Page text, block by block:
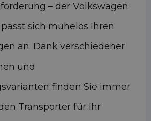
– der Volkswagen
sich mühelos Ihren
an. Dank verschiedener
und
finden Sie immer
Transporter für Ihr